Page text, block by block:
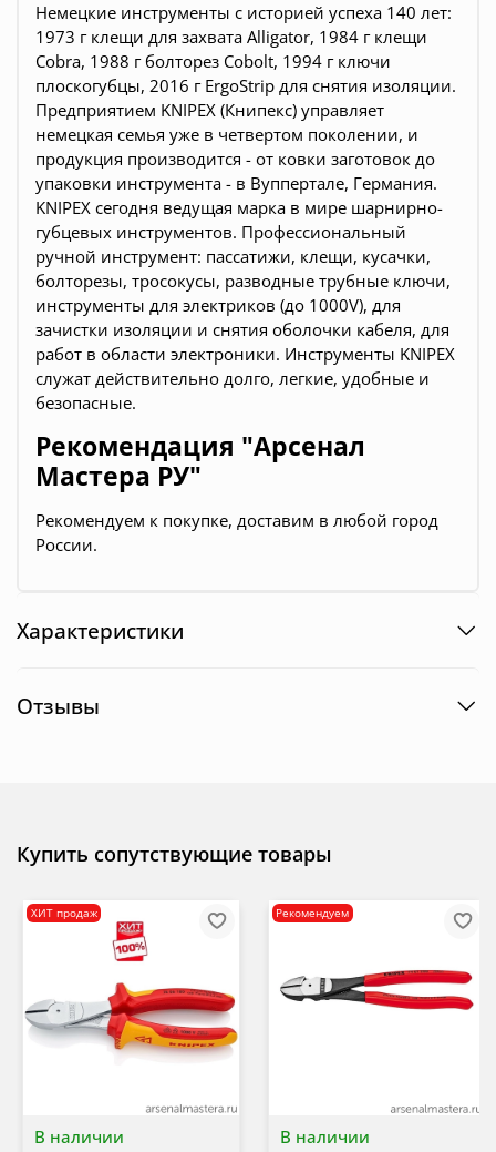
Немецкие инструменты c историей успеха 140 лет:
1973 г клещи для захвата Alligator, 1984 г клещи
Cobra, 1988 г болторез Cobolt, 1994 г ключи
плоскогубцы, 2016 г ErgoStrip для снятия изоляции.
Предприятием KNIPEX (Книпекс) управляет
немецкая семья уже в четвертом поколении, и
продукция производится - от ковки заготовок до
упаковки инструмента - в Вуппертале, Германия.
KNIPEX сегодня ведущая марка в мире шарнирно-
губцевых инструментов. Профессиональный
ручной инструмент: пассатижи, клещи, кусачки,
болторезы, тросокусы, разводные трубные ключи,
инструменты для электриков (до 1000V), для
зачистки изоляции и снятия оболочки кабеля, для
работ в области электроники. Инструменты KNIPEX
служат действительно долго, легкие, удобные и
безопасные.
Рекомендация "Арсенал
Мастера РУ"
Рекомендуем к покупке, доставим в любой город
России.
Характеристики
Отзывы
Купить сопутствующие товары
В наличии
ХИТ продаж
В наличии
Рекомендуем